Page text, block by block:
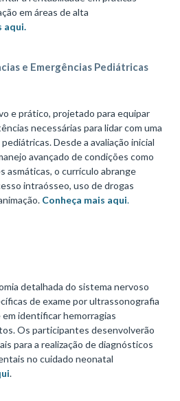
em áreas de alta
aqui.
e Emergências Pediátricas
e prático, projetado para equipar
necessárias para lidar com uma
Desde a avaliação inicial
avançado de condições como
asmáticas, o currículo abrange
intraósseo, uso de drogas
Conheça mais aqui.
detalhada do sistema nervoso
de exame por ultrassonografia
identificar hemorragias
Os participantes desenvolverão
para a realização de diagnósticos
no cuidado neonatal
.